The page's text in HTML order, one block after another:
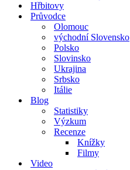
Hřbitovy
Průvodce
Olomouc
východní Slovensko
Polsko
Slovinsko
Ukrajina
Srbsko
Itálie
Blog
Statistiky
Výzkum
Recenze
Knížky
Filmy
Video